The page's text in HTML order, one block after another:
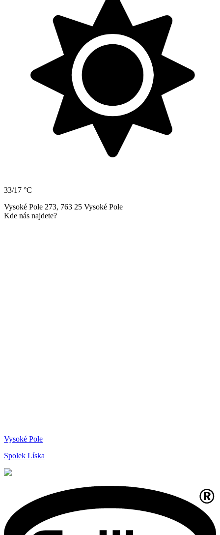
33/17 °C
Vysoké Pole 273, 763 25 Vysoké Pole
Kde nás najdete?
Vysoké Pole
Spolek Líska